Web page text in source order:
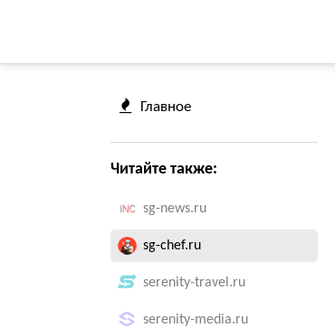
Главное
Читайте также:
sg-news.ru
sg-chef.ru
serenity-travel.ru
serenity-media.ru